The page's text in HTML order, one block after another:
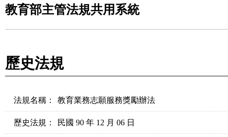
教育部主管法規共用系統
歷史法規
法規名稱： 教育業務志願服務獎勵辦法
歷史法規： 民國 90 年 12 月 06 日